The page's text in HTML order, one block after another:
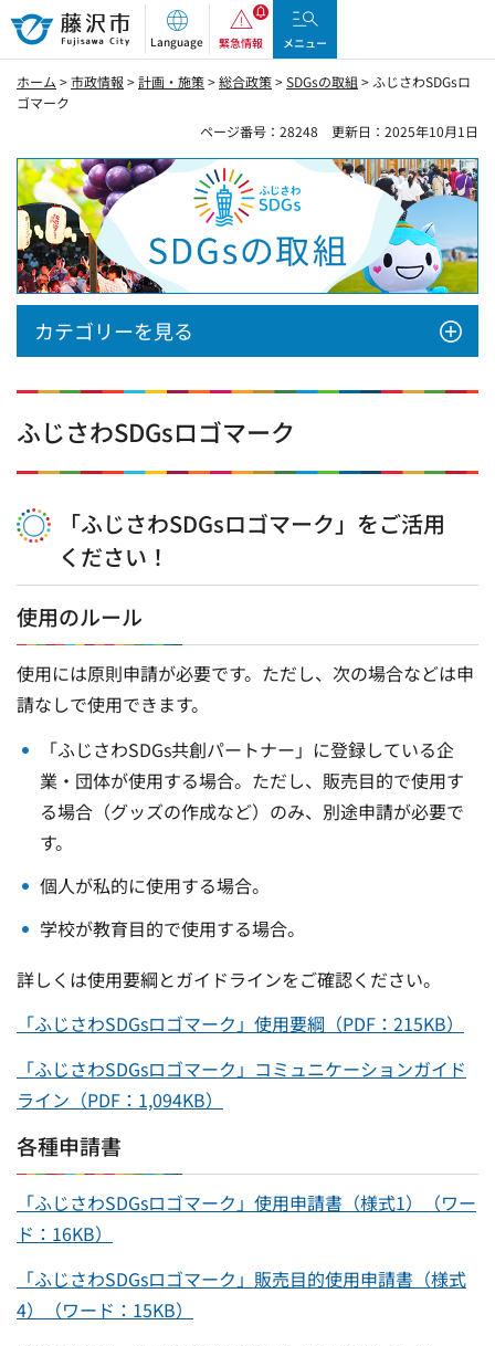
藤沢市
Language 緊急情報 メニュー
ホーム >市政情報 >計画・施策>総合政策>SDGsの取組 > ふじさわSDGsロ
ゴマーク
ページ番号：28248
更新日：2025年10月1日
SDGsの取組
カテゴリーを見る
ふじさわSDGsロゴマーク
「ふじさわSDGsロゴマーク」をご活用
ください！
使用のルール
使用には原則申請が必要です。ただし、次の場合などは申
請なしで使用できます。
「ふじさわSDGs共創パートナー」に登録している企
業・団体が使用する場合。ただし、販売目的で使用す
る場合（グッズの作成など）のみ、別途申請が必要で
す。
個人が私的に使用する場合。
学校が教育目的で使用する場合。
詳しくは使用要綱とガイドラインをご確認ください。
「ふじさわSDGsロゴマーク」使用要綱（PDF：215KB）
「ふじさわSDGsロゴマーク」コミュニケーションガイド
ライン（PDF：1,094KB）
各種申請書
「ふじさわSDGsロゴマーク」使用申請書（様式1）（ワー
ド：16KB）
「ふじさわSDGsロゴマーク」販売目的使用申請書（様式
4）（ワード：15KB）